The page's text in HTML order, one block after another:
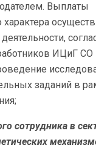
Выплаты
ИЦиГ СО
заданий в
сотрудника в